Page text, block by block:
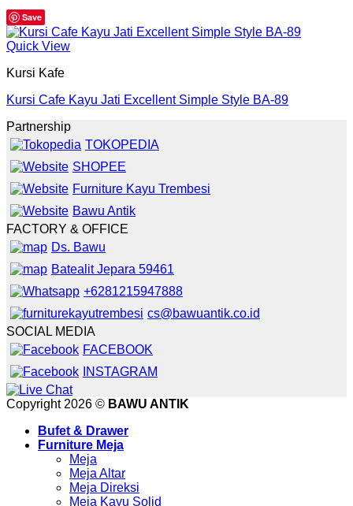
Save
Quick View
Kursi Kafe
Kursi Cafe Kayu Jati Excellent Simple Style BA-89
Partnership
TOKOPEDIA
SHOPEE
Furniture Kayu Trembesi
Bawu Antik
FACTORY & OFFICE
Ds. Bawu
Batealit Jepara 59461
+6281215947888
cs@bawuantik.co.id
SOCIAL MEDIA
FACEBOOK
INSTAGRAM
Copyright 2026 © BAWU ANTIK
Bufet & Drawer
Furniture Meja
Meja
Meja Altar
Meja Direksi
Meja Kayu Solid